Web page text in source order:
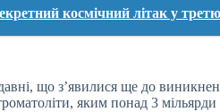
космічний літак у третю
що з’явилися ще до
яким понад 3